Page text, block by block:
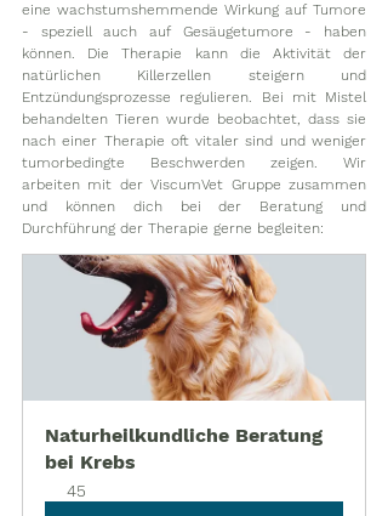
eine wachstumshemmende Wirkung auf Tumore
- speziell auch auf Gesäugetumore - haben
können. Die Therapie kann die Aktivität der
natürlichen Killerzellen steigern und
Entzündungsprozesse regulieren. Bei mit Mistel
behandelten Tieren wurde beobachtet, dass sie
nach einer Therapie oft vitaler sind und weniger
tumorbedingte Beschwerden zeigen. Wir
arbeiten mit der ViscumVet Gruppe zusammen
und können dich bei der Beratung und
Durchführung der Therapie gerne begleiten:
Naturheilkundliche Beratung
bei Krebs
45